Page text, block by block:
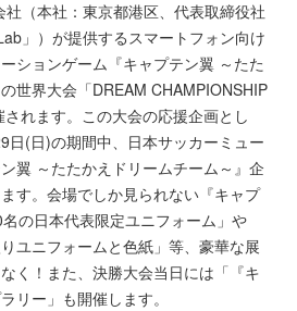
（本社：東京都港区、代表取締役社
」）が提供するスマートフォン向け
ションゲーム『キャプテン翼 ～たた
世界大会「DREAM CHAMPIONSHIP
れます。この大会の応援企画とし
日(日)の期間中、日本サッカーミュー
翼 ～たたかえドリームチーム～』企
す。会場でしか見られない『キャプ
の日本代表限定ユニフォーム」や
ユニフォームと色紙」等、豪華な展
く！また、決勝大会当日には「『キ
リー」も開催します。